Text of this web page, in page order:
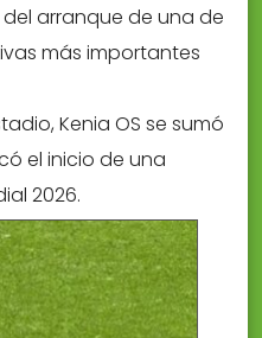
arranque de una de
más importantes
Kenia OS se sumó
el inicio de una
2026.